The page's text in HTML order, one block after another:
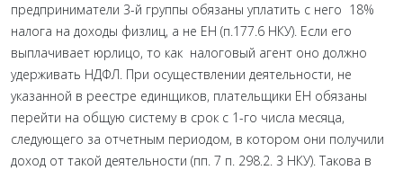
предприниматели 3-й группы обязаны уплатить с него 18%
налога на доходы физлиц, а не ЕН (п.177.6 НКУ). Если его
выплачивает юрлицо, то как налоговый агент оно должно
удерживать НДФЛ. При осуществлении деятельности, не
указанной в реестре единщиков, плательщики ЕН обязаны
перейти на общую систему в срок с 1-го числа месяца,
следующего за отчетным периодом, в котором они получили
доход от такой деятельности (пп. 7 п. 298.2. 3 НКУ). Такова в